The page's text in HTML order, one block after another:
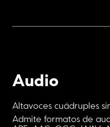
Audio
Altavoces cuádruples
Admite formatos de